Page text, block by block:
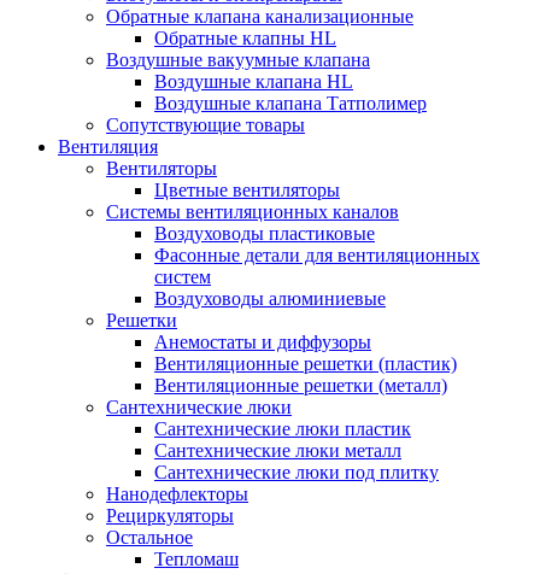
Обратные клапана канализационные
Обратные клапны HL
Воздушные вакуумные клапана
Воздушные клапана HL
Воздушные клапана Татполимер
Сопутствующие товары
Вентиляция
Вентиляторы
Цветные вентиляторы
Системы вентиляционных каналов
Воздуховоды пластиковые
Фасонные детали для вентиляционных
систем
Воздуховоды алюминиевые
Решетки
Анемостаты и диффузоры
Вентиляционные решетки (пластик)
Вентиляционные решетки (металл)
Сантехнические люки
Сантехнические люки пластик
Сантехнические люки металл
Сантехнические люки под плитку
Нанодефлекторы
Рециркуляторы
Остальное
Тепломаш